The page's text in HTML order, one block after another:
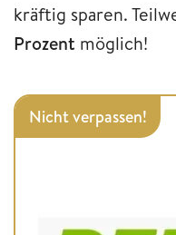
kräftig sparen.
Prozent möglich!
Nicht verpassen!